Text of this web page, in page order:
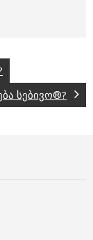
სებივო®?